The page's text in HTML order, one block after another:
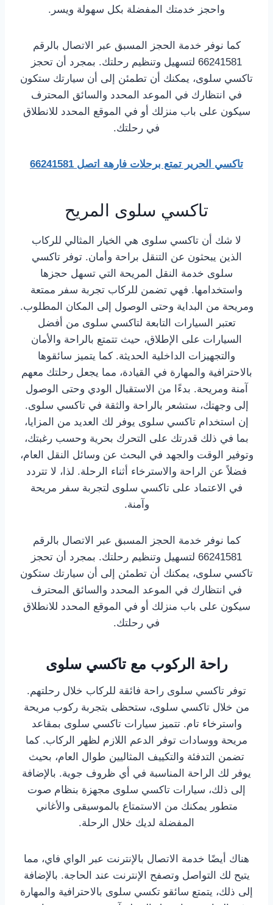
واحجز خدمتك المفضلة بكل سهولة ويسر.
كما نوفر خدمة الحجز المسبق عبر الاتصال بالرقم
66241581 لتسهيل وتنظيم رحلتك. بمجرد أن تحجز
تاكسي سلوى، يمكنك أن تطمئن إلى أن سيارتك ستكون
في انتظارك في الموعد المحدد والسائق المحترف
سيكون على باب منزلك أو في الموقع المحدد للانطلاق
في رحلتك.
تاكسي الحرير تمتع برحلات فارهة اتصل 66241581
تاكسي سلوى المريح
لا شك أن تاكسي سلوى هي الخيار المثالي للركاب
الذين يبحثون عن التنقل براحة وأمان. توفر تاكسي
سلوى خدمة النقل المريحة التي تسهل حجزها
واستخدامها. فهي تضمن للركاب تجربة سفر ممتعة
ومريحة من البداية وحتى الوصول إلى المكان المطلوب.
تعتبر السيارات التابعة لتاكسي سلوى من أفضل
السيارات على الإطلاق، حيث تتمتع بالراحة والأمان
والتجهيزات الداخلية الحديثة. كما يتميز سائقوها
بالاحترافية والمهارة في القيادة، مما يجعل رحلتك معهم
آمنة ومريحة. بدءًا من الاستقبال الودي وحتى الوصول
إلى وجهتك، ستشعر بالراحة والثقة في تاكسي سلوى.
إن استخدام تاكسي سلوى يوفر لك العديد من المزايا،
بما في ذلك قدرتك على التحرك بحرية وحسب رغبتك،
وتوفير الوقت والجهد في البحث عن وسائل النقل العام،
فضلاً عن الراحة والاسترخاء أثناء الرحلة. لذا، لا تتردد
في الاعتماد على تاكسي سلوى لتجربة سفر مريحة
وآمنة.
كما نوفر خدمة الحجز المسبق عبر الاتصال بالرقم
66241581 لتسهيل وتنظيم رحلتك. بمجرد أن تحجز
تاكسي سلوى، يمكنك أن تطمئن إلى أن سيارتك ستكون
في انتظارك في الموعد المحدد والسائق المحترف
سيكون على باب منزلك أو في الموقع المحدد للانطلاق
في رحلتك.
راحة الركوب مع تاكسي سلوى
توفر تاكسي سلوى راحة فائقة للركاب خلال رحلتهم.
من خلال تاكسي سلوى، ستحظى بتجربة ركوب مريحة
واسترخاء تام. تتميز سيارات تاكسي سلوى بمقاعد
مريحة ووسادات توفر الدعم اللازم لظهر الركاب. كما
تضمن التدفئة والتكييف المثاليين طوال العام، بحيث
يوفر لك الراحة المناسبة في أي ظروف جوية. بالإضافة
إلى ذلك، سيارات تاكسي سلوى مجهزة بنظام صوت
متطور يمكنك من الاستمتاع بالموسيقى والأغاني
المفضلة لديك خلال الرحلة.
هناك أيضًا خدمة الاتصال بالإنترنت عبر الواي فاي، مما
يتيح لك التواصل وتصفح الإنترنت عند الحاجة. بالإضافة
إلى ذلك، يتمتع سائقو تكسي سلوى بالاحترافية والمهارة